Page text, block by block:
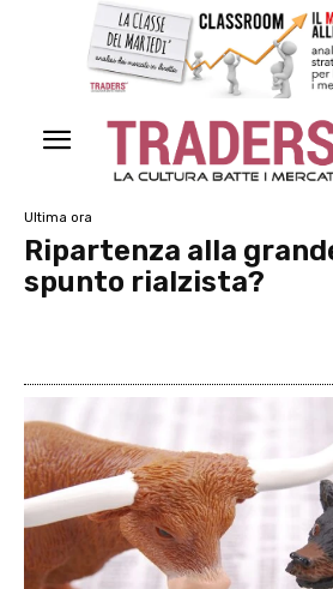
Ultima ora
Ripartenza alla
spunto rialzista?